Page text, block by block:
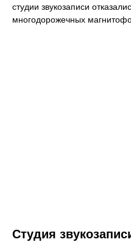
студии звукозаписи
многодорожечных
Студия